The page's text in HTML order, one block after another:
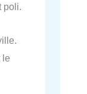
poli.
le